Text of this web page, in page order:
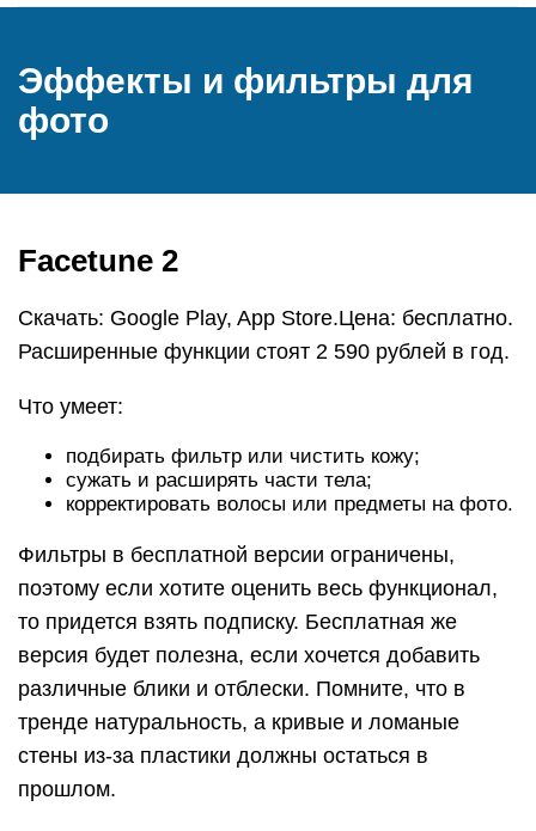
Эффекты и фильтры для
фото
Facetune 2
Скачать: Google Play, App Store.Цена: бесплатно.
Расширенные функции стоят 2 590 рублей в год.
Что умеет:
подбирать фильтр или чистить кожу;
сужать и расширять части тела;
корректировать волосы или предметы на фото.
Фильтры в бесплатной версии ограничены,
поэтому если хотите оценить весь функционал,
то придется взять подписку. Бесплатная же
версия будет полезна, если хочется добавить
различные блики и отблески. Помните, что в
тренде натуральность, а кривые и ломаные
стены из-за пластики должны остаться в
прошлом.